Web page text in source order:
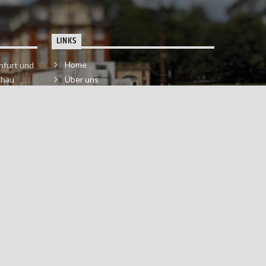
und
LINKS
Home
Über uns